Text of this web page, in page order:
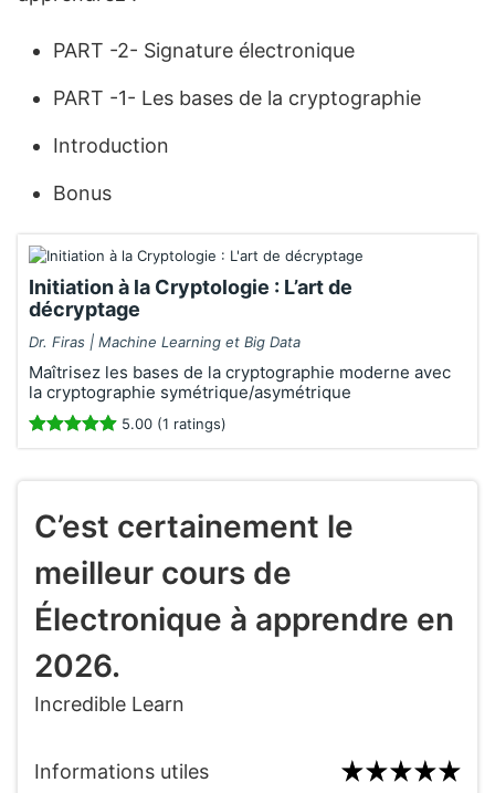
PART -2- Signature électronique
PART -1- Les bases de la cryptographie
Introduction
Bonus
Initiation à la Cryptologie : L’art de
décryptage
Dr. Firas | Machine Learning et Big Data
Maîtrisez les bases de la cryptographie moderne avec
la cryptographie symétrique/asymétrique
5.00 (1 ratings)
C’est certainement le
meilleur cours de
Électronique à apprendre en
2026.
Incredible Learn
Informations utiles